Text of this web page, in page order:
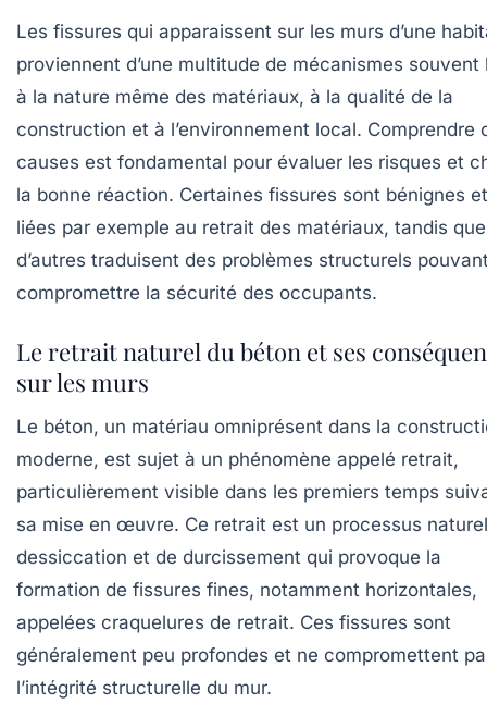
Les fissures qui apparaissent sur les murs d’une
proviennent d’une multitude de mécanismes souvent
à la nature même des matériaux, à la qualité de la
construction et à l’environnement local. Comprendre
causes est fondamental pour évaluer les risques et
la bonne réaction. Certaines fissures sont bénignes et
liées par exemple au retrait des matériaux, tandis que
d’autres traduisent des problèmes structurels
compromettre la sécurité des occupants.
Le retrait naturel du béton et ses
sur les murs
Le béton, un matériau omniprésent dans la
moderne, est sujet à un phénomène appelé retrait,
particulièrement visible dans les premiers temps
sa mise en œuvre. Ce retrait est un processus
dessiccation et de durcissement qui provoque la
formation de fissures fines, notamment horizontales,
appelées craquelures de retrait. Ces fissures sont
généralement peu profondes et ne compromettent
l’intégrité structurelle du mur.